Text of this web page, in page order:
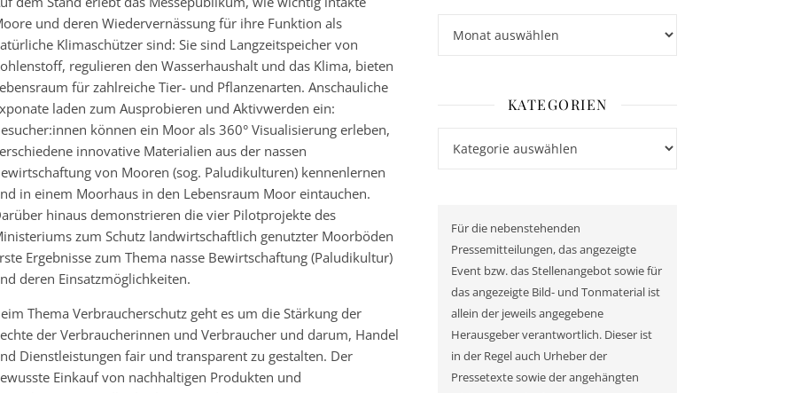
und deren Wiedervernässung für ihre Funktion als
Klimaschützer sind: Sie sind Langzeitspeicher von
regulieren den Wasserhaushalt und das Klima, bieten
für zahlreiche Tier- und Pflanzenarten. Anschauliche
laden zum Ausprobieren und Aktivwerden ein:
können ein Moor als 360° Visualisierung erleben,
innovative Materialien aus der nassen
von Mooren (sog. Paludikulturen) kennenlernen
in einem Moorhaus in den Lebensraum Moor eintauchen.
hinaus demonstrieren die vier Pilotprojekte des
zum Schutz landwirtschaftlich genutzter Moorböden
Ergebnisse zum Thema nasse Bewirtschaftung (Paludikultur)
deren Einsatzmöglichkeiten.
Thema Verbraucherschutz geht es um die Stärkung der
der Verbraucherinnen und Verbraucher und darum, Handel
Dienstleistungen fair und transparent zu gestalten. Der
Einkauf von nachhaltigen Produkten und
KATEGORIEN
Für die nebenstehenden
Pressemitteilungen, das angezeigte
Event bzw. das Stellenangebot sowie für
das angezeigte Bild- und Tonmaterial ist
allein der jeweils angegebene
Herausgeber verantwortlich. Dieser ist
in der Regel auch Urheber der
Pressetexte sowie der angehängten